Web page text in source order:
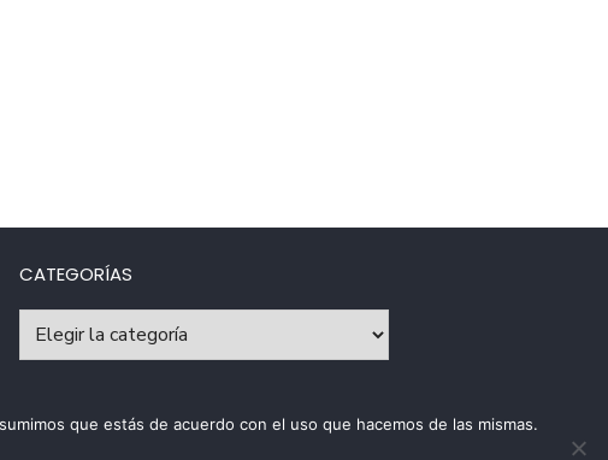
CATEGORÍAS
que estás de acuerdo con el uso que hacemos de las mismas.